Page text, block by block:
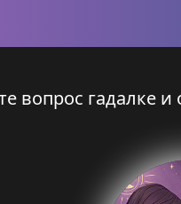
вопрос гадалке